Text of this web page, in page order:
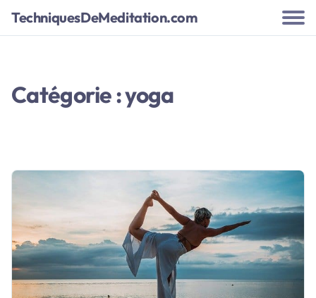
TechniquesDeMeditation.com
Catégorie : yoga